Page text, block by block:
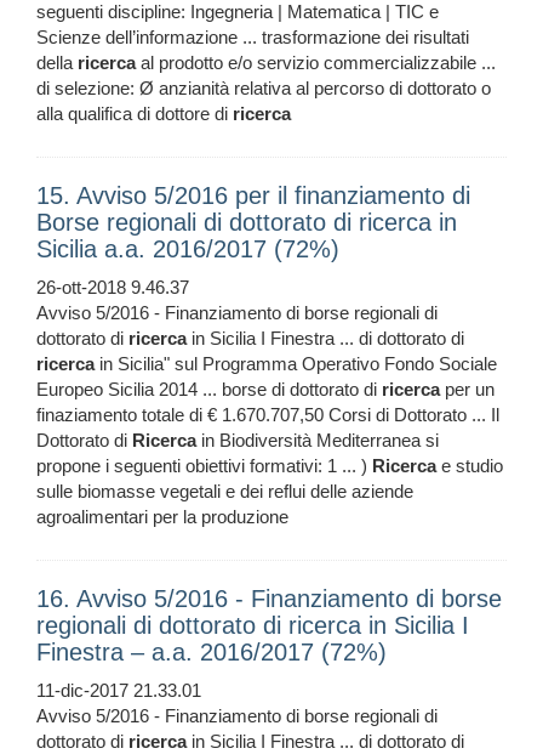
seguenti discipline: Ingegneria | Matematica | TIC e
Scienze dell’informazione ... trasformazione dei risultati
della ricercaal prodotto e/o servizio commercializzabile ...
di selezione: Ø anzianità relativa al percorso di dottorato o
alla qualifica di dottore di ricerca
15. Avviso 5/2016 per il finanziamento di
Borse regionali di dottorato di ricerca in
Sicilia a.a. 2016/2017 (72%)
26-ott-2018 9.46.37
Avviso 5/2016 - Finanziamento di borse regionali di
dottorato di ricercain Sicilia I Finestra ... di dottorato di
ricercain Sicilia" sul Programma Operativo Fondo Sociale
Europeo Sicilia 2014 ... borse di dottorato di ricercaper un
finaziamento totale di € 1.670.707,50 Corsi di Dottorato ... Il
Dottorato di Ricercain Biodiversità Mediterranea si
propone i seguenti obiettivi formativi: 1 ... ) Ricercae studio
sulle biomasse vegetali e dei reflui delle aziende
agroalimentari per la produzione
16. Avviso 5/2016 - Finanziamento di borse
regionali di dottorato di ricerca in Sicilia I
Finestra – a.a. 2016/2017 (72%)
11-dic-2017 21.33.01
Avviso 5/2016 - Finanziamento di borse regionali di
dottorato di ricercain Sicilia I Finestra ... di dottorato di